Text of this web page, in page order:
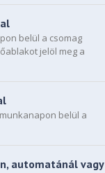
belül a csomag
jelöl meg a
belül a
automatánál vagy